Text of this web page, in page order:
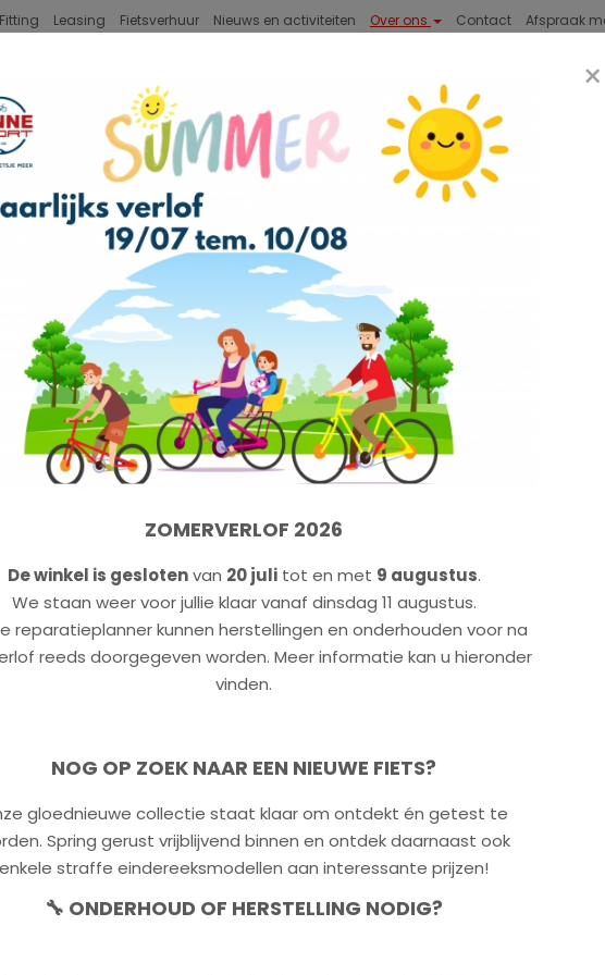
Leasing Fietsverhuur Nieuws en activiteiten Over ons Contact Afspraak
ACCESSOIRES
SPORT, UW FIETSENWINKEL IN IEPER
in Ieper
mee te doen, als eerst de berg op te vlammen,
vlaamse velden te toeren, wij proberen u in uw
begeleiden u graag in de oriënterende
kiezen van een nieuwe fiets.
maanden nog volmondig te kunnen zeggen dat
immers niet, maar is afhankelijk van waarvoor je
van het gebruik, het traject en de fysieke
Prachtige
onthaal en
×
ZOMERVERLOF 2026
De winkel is geslotenvan 20 julitot en met 9 augustus.
We staan weer voor jullie klaar vanaf dinsdag 11 augustus.
reparatieplanner kunnen herstellingen en onderhouden voor na
reeds doorgegeven worden. Meer informatie kan u hieronder
vinden.
NOG OP ZOEK NAAR EEN NIEUWE FIETS?
gloednieuwe collectie staat klaar om ontdekt én getest te
Spring gerust vrijblijvend binnen en ontdek daarnaast ook
enkele straffe eindereeksmodellen aan interessante prijzen!
🔧 ONDERHOUD OF HERSTELLING NODIG?